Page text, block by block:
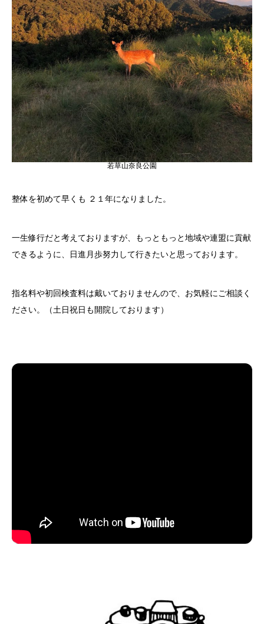
若草山奈良公園
整体を初めて早くも ２１年になりました。
一生修行だと考えておりますが、もっともっと地域や連盟に貢献
できるように、日進月歩努力して行きたいと思っております。
指名料や初回検査料は戴いておりませんので、お気軽にご相談く
ださい。（土日祝日も開院しております）